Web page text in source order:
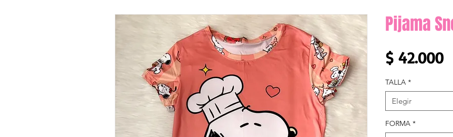
Pijama
$ 42.000
TALLA *
Elegir
FORMA *